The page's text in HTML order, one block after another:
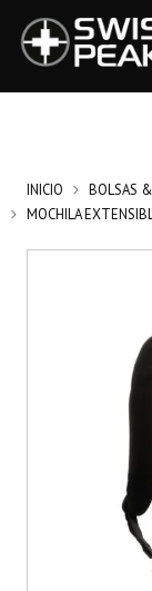
INICIO BOLSAS
MOCHILA